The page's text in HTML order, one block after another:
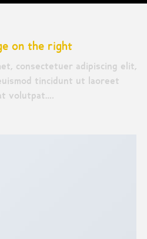
on the right
consectetuer adipiscing elit,
tincidunt ut laoreet
volutpat….